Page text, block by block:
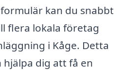
kan du snabbt
flera lokala företag
i Kåge. Detta
dig att få en